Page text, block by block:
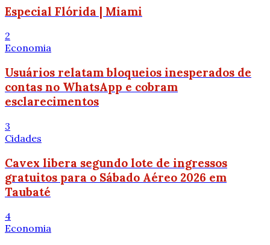
Especial Flórida | Miami
2
Economia
Usuários relatam bloqueios inesperados de
contas no WhatsApp e cobram
esclarecimentos
3
Cidades
Cavex libera segundo lote de ingressos
gratuitos para o Sábado Aéreo 2026 em
Taubaté
4
Economia